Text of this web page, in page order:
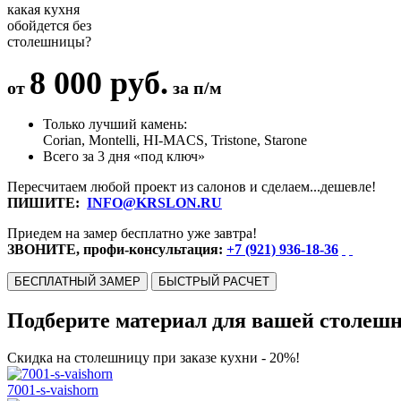
какая кухня
обойдется без
столешницы?
от 8 000 руб. за п/м
Только лучший камень:
Corian, Montelli, HI-MACS, Tristone, Starone
Всего за 3 дня «под ключ»
Пересчитаем любой проект из салонов и сделаем...дешевле!
ПИШИТЕ: INFO@KRSLON.RU
Приедем на замер бесплатно уже завтра!
ЗВОНИТЕ, профи-консультация: +7 (921) 936-18-36
БЕСПЛАТНЫЙ ЗАМЕР БЫСТРЫЙ РАСЧЕТ
Подберите материал для вашей
Скидка на столешницу при заказе кухни - 20%!
7001-s-vaishorn